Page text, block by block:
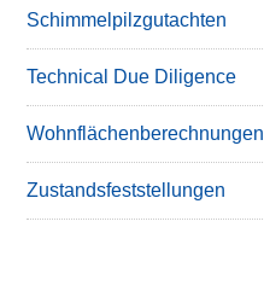
Schimmelpilzgutachten
Technical Due Diligence
Wohnflächenberechnungen
Zustandsfeststellungen